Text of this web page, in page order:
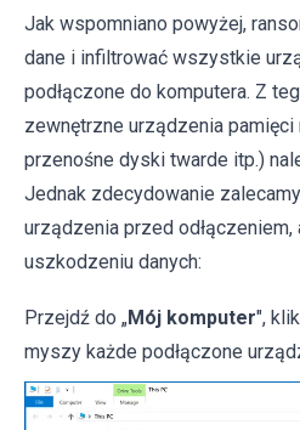
Jak wspomniano powyżej,
dane i infiltrować wszystkie
podłączone do komputera. Z
zewnętrzne urządzenia
przenośne dyski twarde itp.)
Jednak zdecydowanie
urządzenia przed
uszkodzeniu danych:
Przejdź do „Mój komputer",
myszy każde podłączone